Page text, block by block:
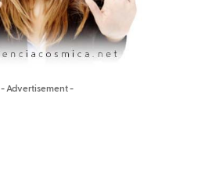
- Advertisement -